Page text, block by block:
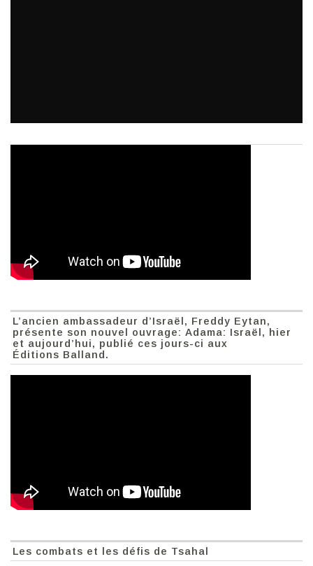
L’ancien ambassadeur d’Israël, Freddy Eytan,
présente son nouvel ouvrage: Adama: Israël, hier
et aujourd’hui, publié ces jours-ci aux
Éditions Balland.
Les combats et les défis de Tsahal